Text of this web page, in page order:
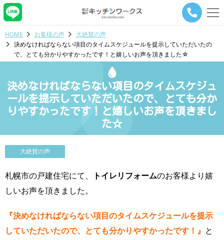
メ
ビ
シ
ョ
ボ
ン
HOME お客様の声
大絶賛の声
決めなければならない項目のタイムスケジュールを提示していただいたの
で、とても分かりやすかったです！と嬉しいお声を頂きました☆
決めなければならない項目のタイムスケジュ
ールを提示していただいたので、とても分か
りやすかったです！と嬉しいお声を頂きまし
た☆
大絶賛の声
札幌市の戸建住宅にて、 トイレリフォームのお客様より嬉
しいお声を頂きました。
『決めなければならない項目のタイムスケジュールを提示
していただいたので、とても分かりやすかったです！』 と